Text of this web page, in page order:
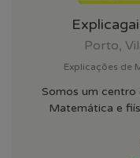
Porto,
Explicações de
Somos um centro
Matemática e